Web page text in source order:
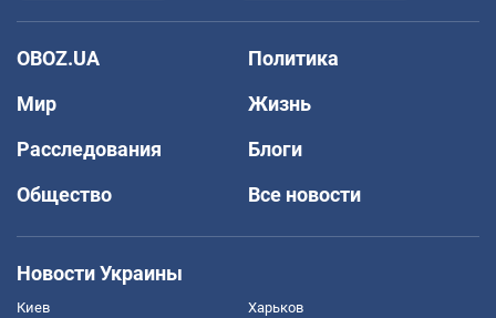
OBOZ.UA
Политика
Мир
Жизнь
Расследования
Блоги
Общество
Все новости
Новости Украины
Киев Харьков